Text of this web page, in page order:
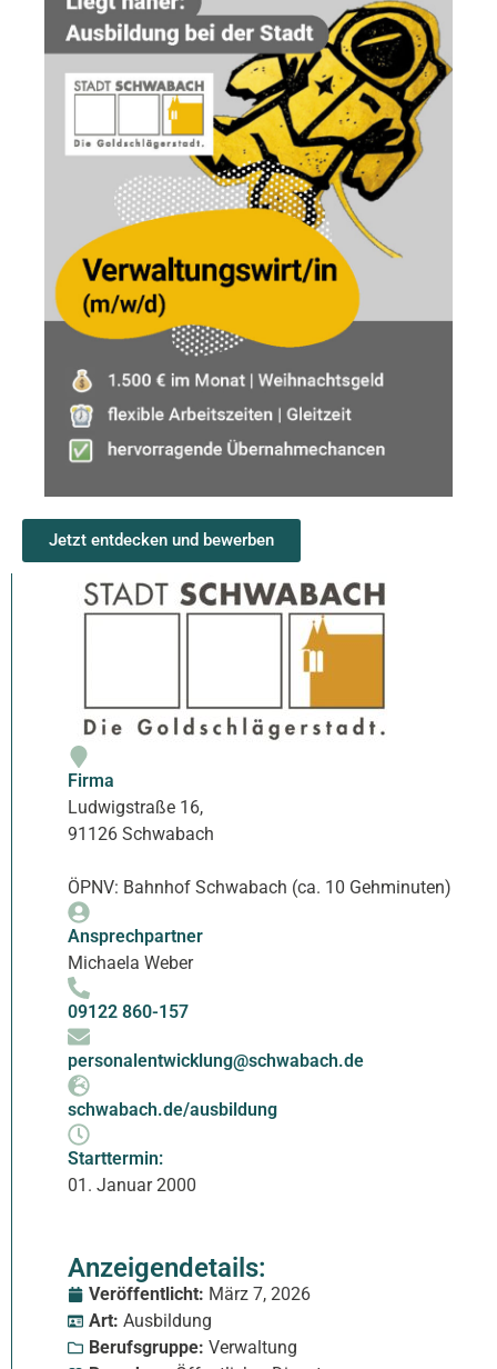
Jetzt entdecken und bewerben
Firma
Ludwigstraße 16,
91126 Schwabach
ÖPNV: Bahnhof Schwabach (ca. 10 Gehminuten)
Ansprechpartner
Michaela Weber
09122 860-157
personalentwicklung@schwabach.de
schwabach.de/ausbildung
Starttermin:
01. Januar 2000
Anzeigendetails:
Veröffentlicht: März 7, 2026
Art: Ausbildung
Berufsgruppe: Verwaltung